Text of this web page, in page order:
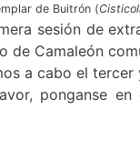
de Buitrón (
sesión de
de Camaleón
a cabo el
ponganse